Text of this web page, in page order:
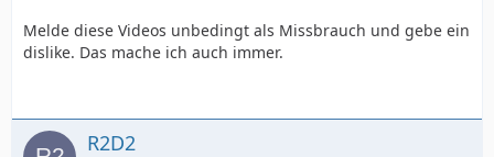
Melde diese Videos unbedingt als Missbrauch und gebe ein
dislike. Das mache ich auch immer.
R2D2